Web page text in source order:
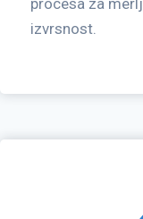
izvrsnost.